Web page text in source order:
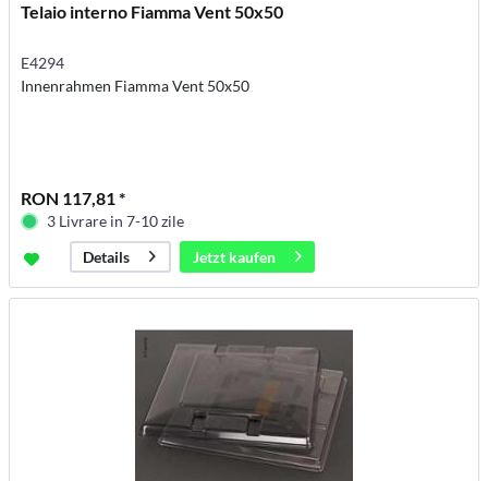
Telaio interno Fiamma Vent 50x50
E4294
Innenrahmen Fiamma Vent 50x50
RON 117,81 *
3 Livrare in 7-10 zile
Details
Jetzt kaufen